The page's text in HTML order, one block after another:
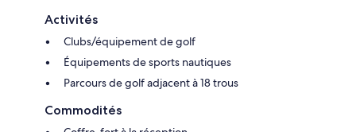
Activités
Clubs/équipement de golf
Équipements de sports nautiques
Parcours de golf adjacent à 18 trous
Commodités